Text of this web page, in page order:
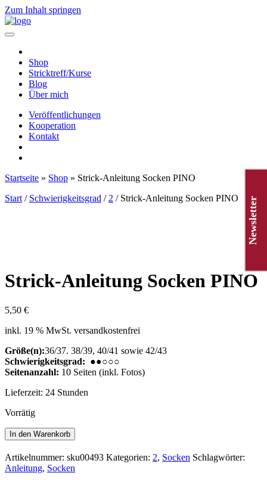
Zum Inhalt springen
Hauptnavigation
Shop
Stricktreff/Kurse
Blog
Über mich
Veröffentlichungen
Kooperation
Kontakt
Startseite » Shop » Strick-Anleitung Socken PINO
Start / Schwierigkeitsgrad / 2 / Strick-Anleitung Socken PINO
Strick-Anleitung Socken PINO
5,50 €
inkl. 19 % MwSt. versandkostenfrei
Größe(n):36/37. 38/39, 40/41 sowie 42/43
Schwierigkeitsgrad: ●●○○○
Seitenanzahl: 10 Seiten (inkl. Fotos)
Lieferzeit: 24 Stunden
Vorrätig
Strick-
Anleitung
Socken
PINO
Menge
In den Warenkorb
Artikelnummer: sku00493 Kategorien: 2, Socken Schlagwörter:
Anleitung, Socken
Newsletter